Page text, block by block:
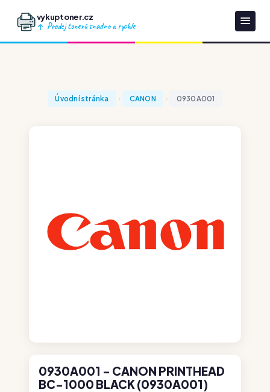
vykuptoner.cz
Prodej tonerů snadno a rychle
Úvodní stránka CANON 0930A001
0930A001 - CANON PRINTHEAD
BC-1000 BLACK (0930A001)